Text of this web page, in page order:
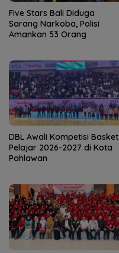
Five Stars Bali Diduga
Sarang Narkoba, Polisi
Amankan 53 Orang
DBL Awali Kompetisi Basket
Pelajar 2026-2027 di Kota
Pahlawan